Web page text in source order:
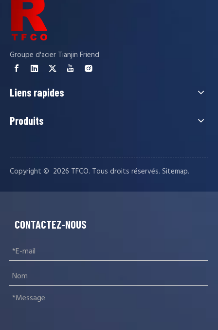
Groupe d'acier Tianjin Friend
Liens rapides
Produits
Copyright © ️ 2026 TFCO. Tous droits réservés. Sitemap.
CONTACTEZ-NOUS